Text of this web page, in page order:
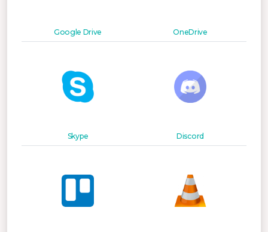
Google Drive OneDrive
Skype Discord